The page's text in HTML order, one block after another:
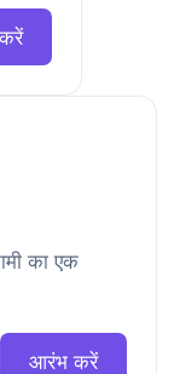
का एक
आरंभ करें